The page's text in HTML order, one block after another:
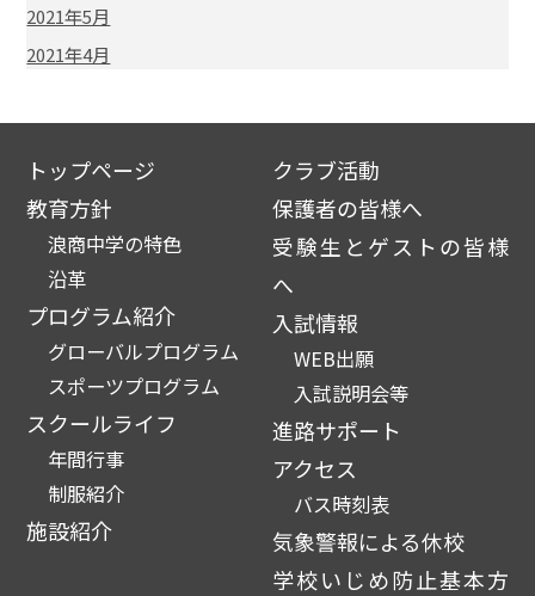
2021年5月
2021年4月
トップページ
教育方針
浪商中学の特色
沿革
プログラム紹介
グローバルプログラム
スポーツプログラム
スクールライフ
年間行事
制服紹介
施設紹介
クラブ活動
保護者の皆様へ
受験生とゲストの皆様
へ
入試情報
WEB出願
入試説明会等
進路サポート
アクセス
バス時刻表
気象警報による休校
学校いじめ防止基本方